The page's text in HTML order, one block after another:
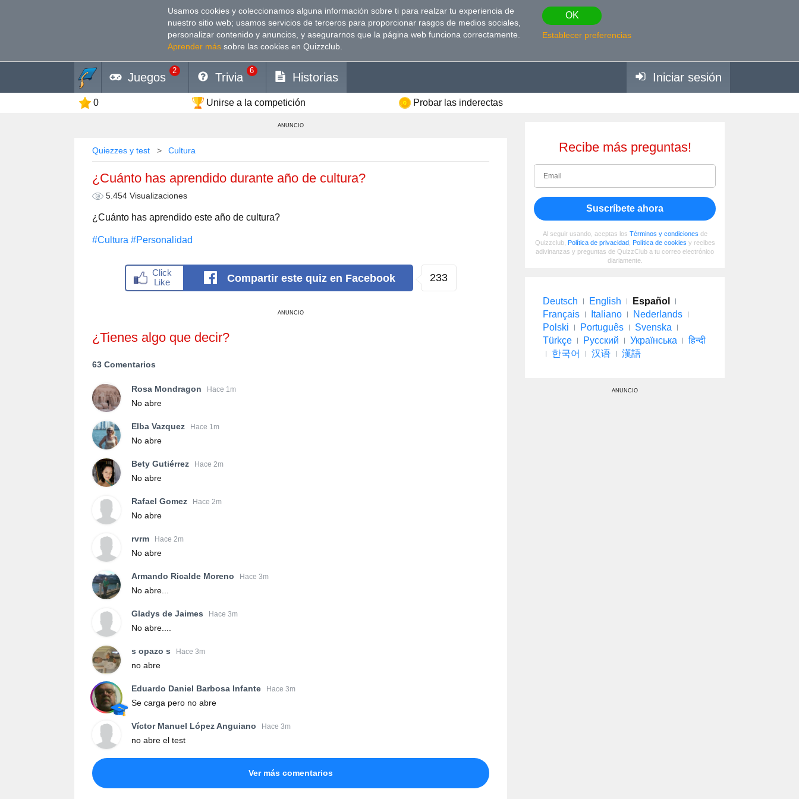
Usamos cookies y coleccionamos alguna información sobre ti para realzar tu experiencia de
nuestro sitio web; usamos servicios de terceros para proporcionar rasgos de medios sociales,
personalizar contenido y anuncios, y asegurarnos que la página web funciona correctamente.
Aprender más sobre las cookies en Quizzclub.
OK
Establecer preferencias
Juegos
2
Trivia
6
Historias Iniciar sesión
0 Unirse a la competición Probar las inderectas
ANUNCIO
Quiezzes y test Cultura
¿Cuánto has aprendido durante año de cultura?
5.454 Visualizaciones
¿Cuánto has aprendido este año de cultura?
#Cultura #Personalidad
Compartir este quiz en Facebook 233
ANUNCIO
¿Tienes algo que decir?
63 Comentarios
Rosa Mondragon Hace 1m
No abre
Elba Vazquez Hace 1m
No abre
Bety Gutiérrez Hace 2m
No abre
Rafael Gomez Hace 2m
No abre
rvrm Hace 2m
No abre
Armando Ricalde Moreno Hace 3m
No abre...
Gladys de Jaimes Hace 3m
No abre....
s opazo s Hace 3m
no abre
Eduardo Daniel Barbosa Infante Hace 3m
Se carga pero no abre
Víctor Manuel López Anguiano Hace 3m
no abre el test
Ver más comentarios
Recibe más preguntas!
Suscríbete ahora
Al seguir usando, aceptas los Términos y condiciones de
Quizzclub, Política de privacidad, Política de cookies y recibes
adivinanzas y preguntas de QuizzClub a tu correo electrónico
diariamente.
Deutsch English
Español
Français
Italiano
Nederlands
Polski
Português
Svenska
Türkçe
Русский Українська
हिन्दी
한국어
汉语 漢語
ANUNCIO